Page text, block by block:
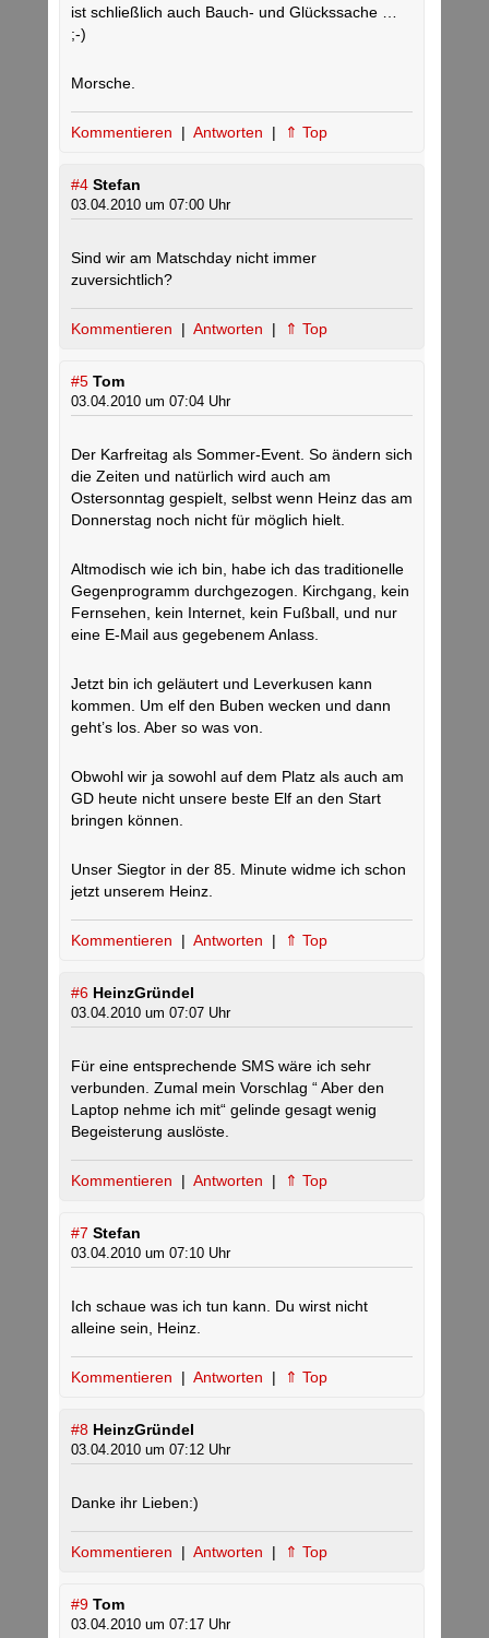
ist schließlich auch Bauch- und Glückssache …
;-)
Morsche.
Kommentieren | Antworten | ⇑ Top
#4 Stefan
03.04.2010 um 07:00 Uhr
Sind wir am Matschday nicht immer
zuversichtlich?
Kommentieren | Antworten | ⇑ Top
#5 Tom
03.04.2010 um 07:04 Uhr
Der Karfreitag als Sommer-Event. So ändern sich
die Zeiten und natürlich wird auch am
Ostersonntag gespielt, selbst wenn Heinz das am
Donnerstag noch nicht für möglich hielt.
Altmodisch wie ich bin, habe ich das traditionelle
Gegenprogramm durchgezogen. Kirchgang, kein
Fernsehen, kein Internet, kein Fußball, und nur
eine E-Mail aus gegebenem Anlass.
Jetzt bin ich geläutert und Leverkusen kann
kommen. Um elf den Buben wecken und dann
geht’s los. Aber so was von.
Obwohl wir ja sowohl auf dem Platz als auch am
GD heute nicht unsere beste Elf an den Start
bringen können.
Unser Siegtor in der 85. Minute widme ich schon
jetzt unserem Heinz.
Kommentieren | Antworten | ⇑ Top
#6 HeinzGründel
03.04.2010 um 07:07 Uhr
Für eine entsprechende SMS wäre ich sehr
verbunden. Zumal mein Vorschlag “ Aber den
Laptop nehme ich mit“ gelinde gesagt wenig
Begeisterung auslöste.
Kommentieren | Antworten | ⇑ Top
#7 Stefan
03.04.2010 um 07:10 Uhr
Ich schaue was ich tun kann. Du wirst nicht
alleine sein, Heinz.
Kommentieren | Antworten | ⇑ Top
#8 HeinzGründel
03.04.2010 um 07:12 Uhr
Danke ihr Lieben:)
Kommentieren | Antworten | ⇑ Top
#9 Tom
03.04.2010 um 07:17 Uhr